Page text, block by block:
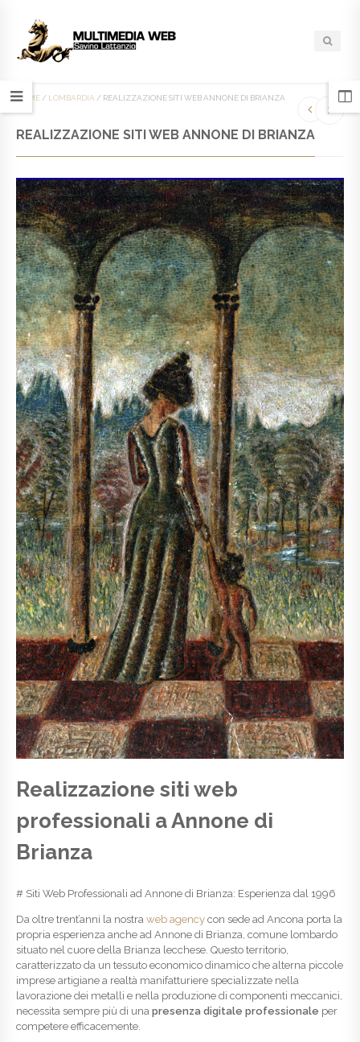
HOME / LOMBARDIA / REALIZZAZIONE SITI WEB ANNONE DI BRIANZA
REALIZZAZIONE SITI WEB ANNONE DI BRIANZA
Realizzazione siti web
professionali a Annone di
Brianza
# Siti Web Professionali ad Annone di Brianza: Esperienza dal 1996
Da oltre trent’anni la nostra web agency con sede ad Ancona porta la
propria esperienza anche ad Annone di Brianza, comune lombardo
situato nel cuore della Brianza lecchese. Questo territorio,
caratterizzato da un tessuto economico dinamico che alterna piccole
imprese artigiane a realtà manifatturiere specializzate nella
lavorazione dei metalli e nella produzione di componenti meccanici,
necessita sempre più di una presenza digitale professionale per
competere efficacemente.